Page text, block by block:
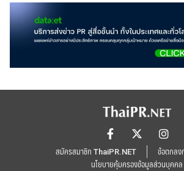
สมัครสมาชิก ThaiPR.NET
ข้อตกลง
นโยบายคุ้มครองข้อมูลส่วนบุคคล